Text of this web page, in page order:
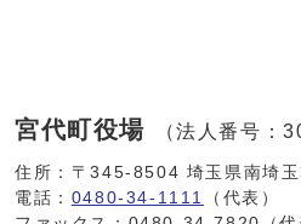
宮代町役場 （法人番号：
住所：〒345-8504 埼玉県南埼
電話： 0480-34-1111
（代表）